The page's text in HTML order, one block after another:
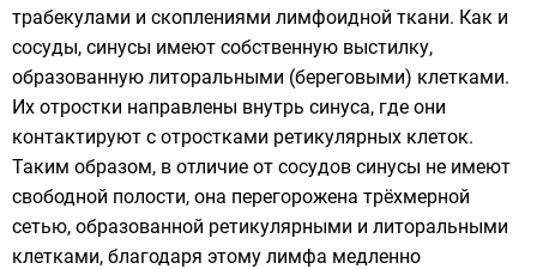
трабекулами и скоплениями лимфоидной ткани. Как и
сосуды, синусы имеют собственную выстилку,
образованную литоральными (береговыми) клетками.
Их отростки направлены внутрь синуса, где они
контактируют с отростками ретикулярных клеток.
Таким образом, в отличие от сосудов синусы не имеют
свободной полости, она перегорожена трёхмерной
сетью, образованной ретикулярными и литоральными
клетками, благодаря этому лимфа медленно